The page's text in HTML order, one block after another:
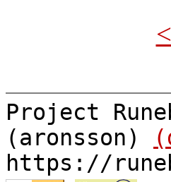
Project
(aronsson)
https://